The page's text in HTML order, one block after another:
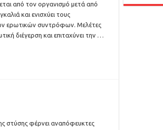
από τον οργανισμό μετά από
και ενισχύει τους
ερωτικών συντρόφων. Μελέτες
διέγερση και επιταχύνει την …
στύσης φέρνει αναπόφευκτες